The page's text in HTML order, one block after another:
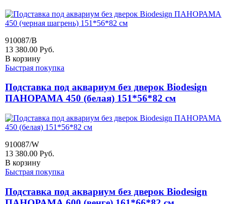
910087/B
13 380.00 Руб.
В корзину
Быстрая покупка
Подставка под аквариум без дверок Biodesign
ПАНОРАМА 450 (белая) 151*56*82 см
910087/W
13 380.00 Руб.
В корзину
Быстрая покупка
Подставка под аквариум без дверок Biodesign